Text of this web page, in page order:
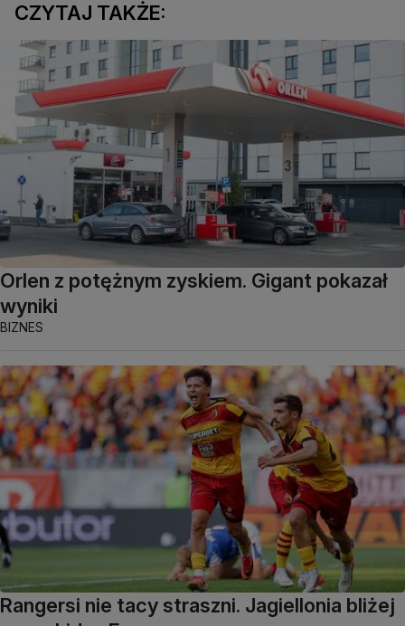
CZYTAJ TAKŻE:
Orlen z potężnym zyskiem. Gigant pokazał
wyniki
BIZNES
Rangersi nie tacy straszni. Jagiellonia bliżej